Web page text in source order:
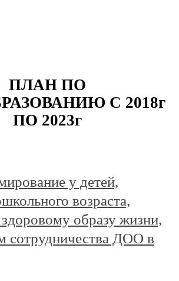
ПЛАН ПО
С 2018г
ПО 2023г
у детей,
возраста,
образу жизни,
сотрудничества ДОО в